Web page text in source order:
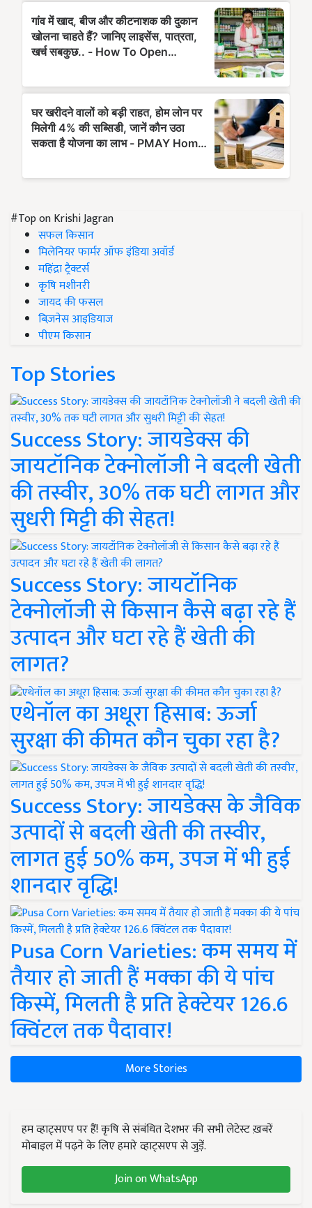
#Top on Krishi Jagran
सफल किसान
मिलेनियर फार्मर ऑफ इंडिया अवॉर्ड
महिंद्रा ट्रैक्टर्स
कृषि मशीनरी
जायद की फसल
बिज़नेस आइडियाज
पीएम किसान
Top Stories
Success Story: जायडेक्स की
जायटॉनिक टेक्नोलॉजी ने बदली खेती
की तस्वीर, 30% तक घटी लागत और
सुधरी मिट्टी की सेहत!
Success Story: जायटॉनिक
टेक्नोलॉजी से किसान कैसे बढ़ा रहे हैं
उत्पादन और घटा रहे हैं खेती की
लागत?
एथेनॉल का अधूरा हिसाब: ऊर्जा
सुरक्षा की कीमत कौन चुका रहा है?
Success Story: जायडेक्स के जैविक
उत्पादों से बदली खेती की तस्वीर,
लागत हुई 50% कम, उपज में भी हुई
शानदार वृद्धि!
Pusa Corn Varieties: कम समय में
तैयार हो जाती हैं मक्का की ये पांच
किस्में, मिलती है प्रति हेक्टेयर 126.6
क्विंटल तक पैदावार!
More Stories
हम व्हाट्सएप पर हैं! कृषि से संबंधित देशभर की सभी लेटेस्ट ख़बरें
मोबाइल में पढ़ने के लिए हमारे व्हाट्सएप से जुड़ें.
Join on WhatsApp